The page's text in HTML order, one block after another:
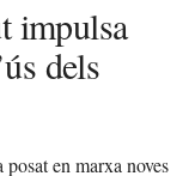
impulsa
dels
en marxa noves